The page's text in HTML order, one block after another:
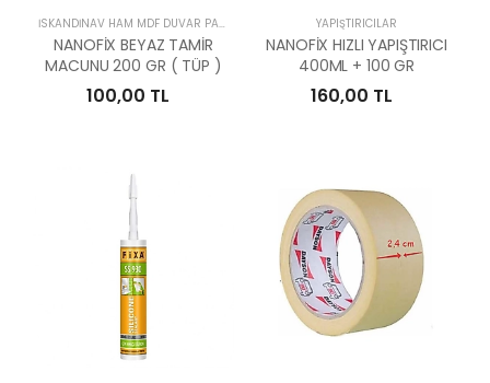
İSKANDİNAV HAM MDF DUVAR PANELLERİ
NANOFİX BEYAZ TAMİR
MACUNU 200 GR ( TÜP )
100,00 TL
YAPIŞTIRICILAR
NANOFİX HIZLI YAPIŞTIRICI
400ML + 100 GR
160,00 TL